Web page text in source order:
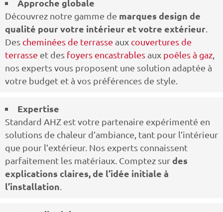
Approche globale
Découvrez notre gamme de marques design de
qualité pour votre intérieur et votre extérieur
Des cheminées de terrasse aux couvertures de
terrasse et des foyers encastrablesaux poêles à gaz
nos experts vous proposent une solution adaptée à
votre budget et à vos préférences de style.
Expertise
Standard AHZ est votre partenaire expérimenté en
solutions de chaleur d’ambiance, tant pour l’intérieur
que pour l’extérieur. Nos experts connaissent
parfaitement les matériaux. Comptez surdes
explications claires, de l’idée initiale à
l’installation